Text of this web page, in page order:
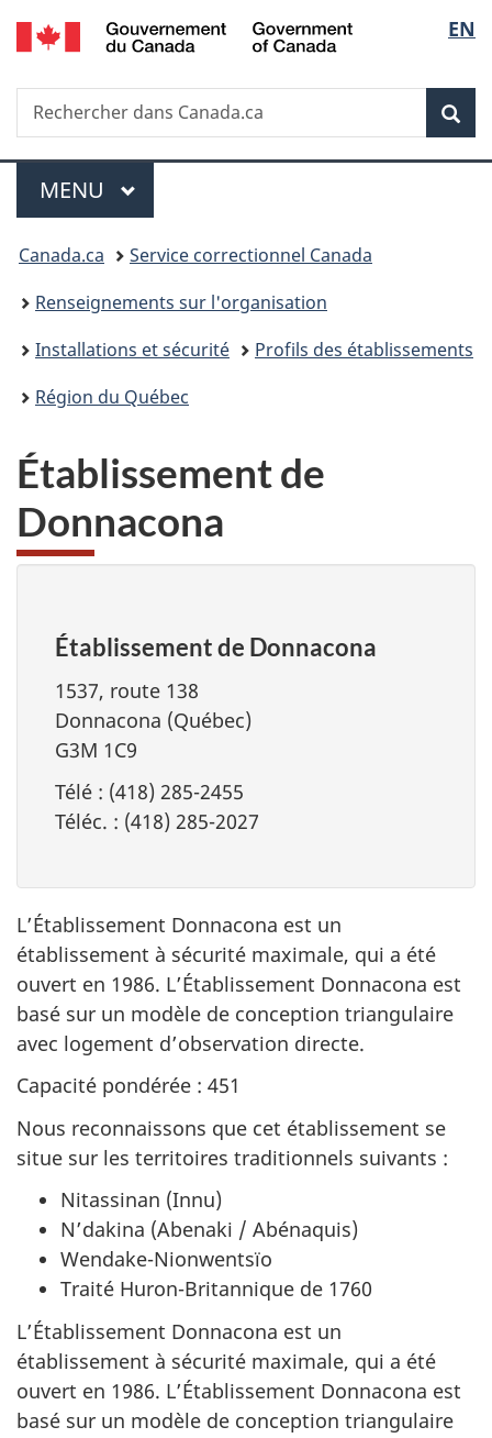
Passer
au
principal
Passer
à
Au
du
Passer
à
version
simplifiée
de
la
EN
Recherche
Rechercher
dans
Menu
MENU PRINCIPAL
Vous
êtes
ici :
Canada.ca
Service correctionnel Canada
Renseignements sur l'organisation
Installations et sécurité
Profils des établissements
Région du Québec
Établissement de
Donnacona
Établissement de Donnacona
1537, route 138
Donnacona (Québec)
G3M 1C9
Télé : (418) 285-2455
Téléc. : (418) 285-2027
L’Établissement Donnacona est un
établissement à sécurité maximale, qui a été
ouvert en 1986. L’Établissement Donnacona est
basé sur un modèle de conception triangulaire
avec logement d’observation directe.
Capacité pondérée : 451
Nous reconnaissons que cet établissement se
situe sur les territoires traditionnels suivants :
Nitassinan (Innu)
N’dakina (Abenaki / Abénaquis)
Wendake-Nionwentsïo
Traité Huron-Britannique de 1760
L’Établissement Donnacona est un
établissement à sécurité maximale, qui a été
ouvert en 1986. L’Établissement Donnacona est
basé sur un modèle de conception triangulaire